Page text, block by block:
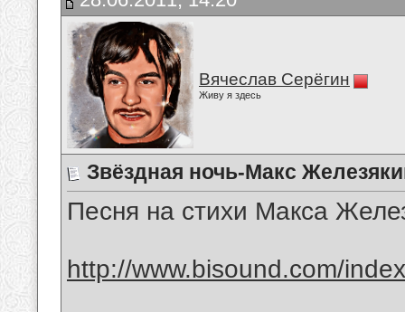
Вячеслав Серёгин
Живу я здесь
Звёздная ночь-Макс
Песня на стихи Макса
http://www.bisound.com/